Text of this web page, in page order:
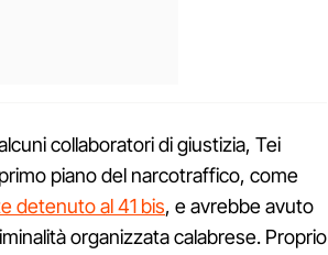
collaboratori di giustizia, Tei
piano del narcotraffico, come
detenuto al 41 bis, e avrebbe avuto
organizzata calabrese. Proprio